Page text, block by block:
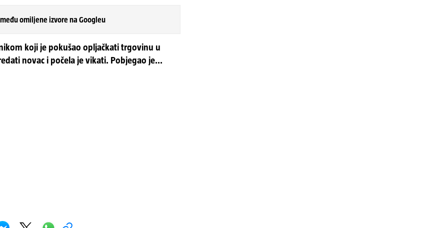
omiljene izvore na Googleu
koji je pokušao opljačkati trgovinu u
novac i počela je vikati. Pobjegao je...